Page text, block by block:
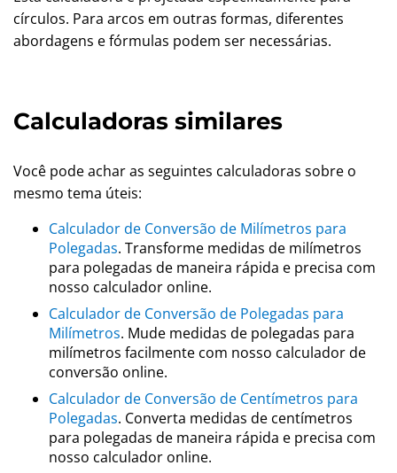
círculos. Para arcos em outras formas, diferentes
abordagens e fórmulas podem ser necessárias.
Calculadoras similares
Você pode achar as seguintes calculadoras sobre o
mesmo tema úteis:
Calculador de Conversão de Milímetros para
Polegadas. Transforme medidas de milímetros
para polegadas de maneira rápida e precisa com
nosso calculador online.
Calculador de Conversão de Polegadas para
Milímetros. Mude medidas de polegadas para
milímetros facilmente com nosso calculador de
conversão online.
Calculador de Conversão de Centímetros para
Polegadas. Converta medidas de centímetros
para polegadas de maneira rápida e precisa com
nosso calculador online.